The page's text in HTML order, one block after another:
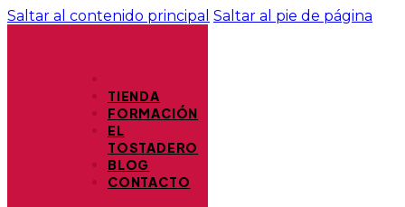
Saltar al contenido principal Saltar al pie de página
TIENDA
FORMACIÓN
EL
TOSTADERO
BLOG
CONTACTO